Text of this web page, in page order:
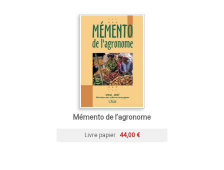
Mémento de l’agronome
Livre papier 44,00 €